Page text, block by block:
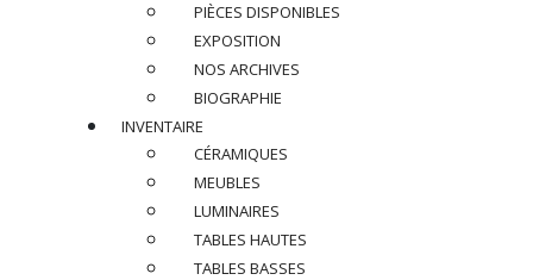
Sculpture en grès partiellement émaillé
Signée V. IVANOFF sous la base
H 25 x L 34 x P 21,5 cm
Référence : VI01
PRIX SUR DEMANDE
PIÈCES DISPONIBLES
EXPOSITION
NOS ARCHIVES
BIOGRAPHIE
INVENTAIRE
CÉRAMIQUES
MEUBLES
LUMINAIRES
TABLES HAUTES
TABLES BASSES